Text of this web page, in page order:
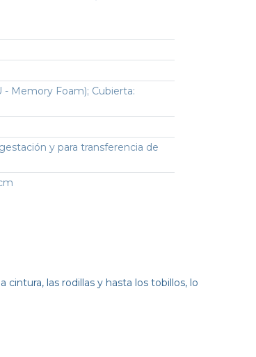
- Memory Foam); Cubierta:
y para transferencia de
las rodillas y hasta los tobillos, lo